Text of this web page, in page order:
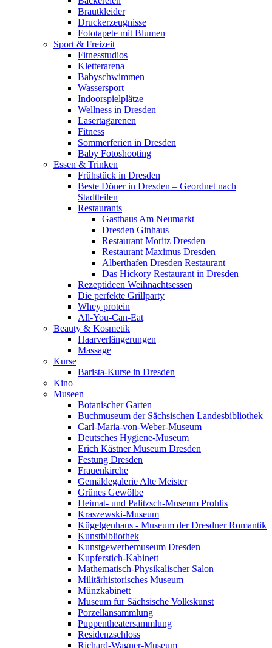
Brautkleider
Druckerzeugnisse
Fototapete mit Blumen
Sport & Freizeit
Fitnesstudios
Kletterarena
Babyschwimmen
Wassersport
Indoorspielplätze
Wellness in Dresden
Lasertagarenen
Fitness
Sommerferien in Dresden
Baby Fotoshooting
Essen & Trinken
Frühstück in Dresden
Beste Döner in Dresden – Geordnet nach
Stadtteilen
Restaurants
Gasthaus Am Neumarkt
Dresden Ginhaus
Restaurant Moritz Dresden
Restaurant Maximus Dresden
Alberthafen Dresden Restaurant
Das Hickory Restaurant in Dresden
Rezeptideen Weihnachtsessen
Die perfekte Grillparty
Whey protein
All-You-Can-Eat
Beauty & Kosmetik
Haarverlängerungen
Massage
Kurse
Barista-Kurse in Dresden
Kino
Museen
Botanischer Garten
Buchmuseum der Sächsischen Landesbibliothek
Carl-Maria-von-Weber-Museum
Deutsches Hygiene-Museum
Erich Kästner Museum Dresden
Festung Dresden
Frauenkirche
Gemäldegalerie Alte Meister
Grünes Gewölbe
Heimat- und Palitzsch-Museum Prohlis
Kraszewski-Museum
Kügelgenhaus - Museum der Dresdner Romantik
Kunstbibliothek
Kunstgewerbemuseum Dresden
Kupferstich-Kabinett
Mathematisch-Physikalischer Salon
Militärhistorisches Museum
Münzkabinett
Museum für Sächsische Volkskunst
Porzellansammlung
Puppentheatersammlung
Residenzschloss
Richard-Wagner-Museum